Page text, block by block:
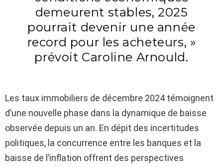
demeurent stables, 2025
pourrait devenir une année
record pour les acheteurs, »
prévoit Caroline Arnould.
Les taux immobiliers de décembre 2024 témoignent
d’une nouvelle phase dans la dynamique de baisse
observée depuis un an. En dépit des incertitudes
politiques, la concurrence entre les banques et la
baisse de l’inflation offrent des perspectives